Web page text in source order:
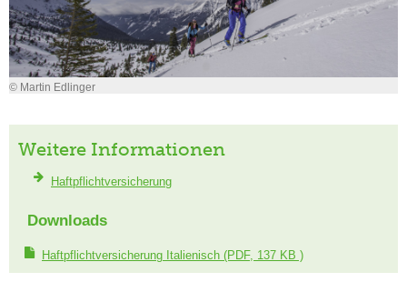
© Martin Edlinger
Weitere Informationen
Haftpflichtversicherung
Downloads
Haftpflichtversicherung Italienisch (PDF, 137 KB )